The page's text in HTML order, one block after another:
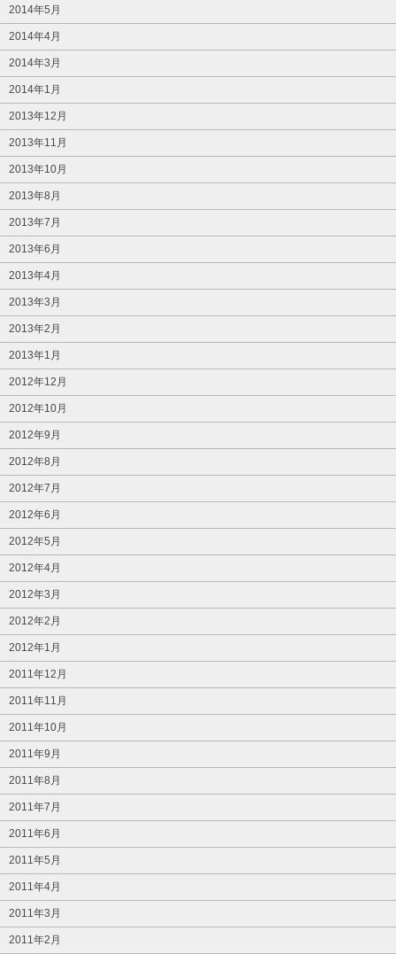
2014年5月
2014年4月
2014年3月
2014年1月
2013年12月
2013年11月
2013年10月
2013年8月
2013年7月
2013年6月
2013年4月
2013年3月
2013年2月
2013年1月
2012年12月
2012年10月
2012年9月
2012年8月
2012年7月
2012年6月
2012年5月
2012年4月
2012年3月
2012年2月
2012年1月
2011年12月
2011年11月
2011年10月
2011年9月
2011年8月
2011年7月
2011年6月
2011年5月
2011年4月
2011年3月
2011年2月